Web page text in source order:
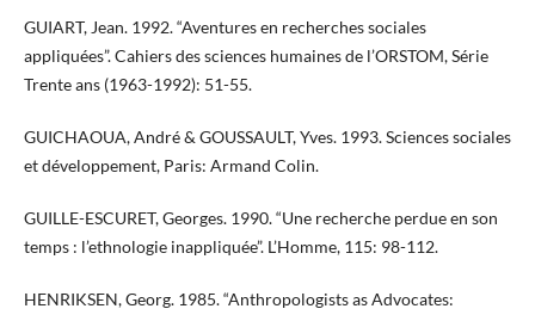
GUIART, Jean. 1992. “Aventures en recherches sociales
appliquées”. Cahiers des sciences humaines de l’ORSTOM, Série
Trente ans (1963-1992): 51-55.
GUICHAOUA, André & GOUSSAULT, Yves. 1993. Sciences sociales
et développement, Paris: Armand Colin.
GUILLE-ESCURET, Georges. 1990. “Une recherche perdue en son
temps : l’ethnologie inappliquée”. L’Homme, 115: 98-112.
HENRIKSEN, Georg. 1985. “Anthropologists as Advocates: